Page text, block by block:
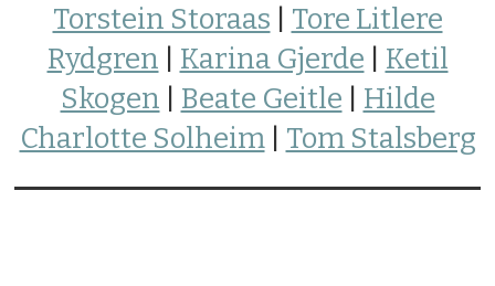
Torstein Storaas
Tore Litlere
Rydgren
Karina Gjerde
Ketil
Skogen
Beate Geitle
Hilde
Charlotte Solheim| Tom Stalsberg